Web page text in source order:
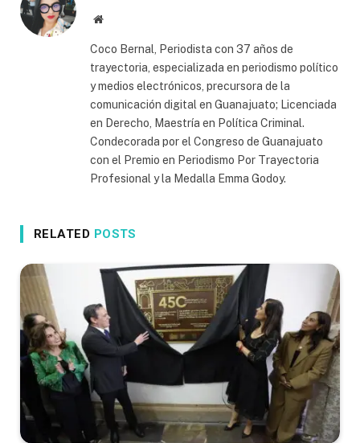
Website
Coco Bernal, Periodista con 37 años de
trayectoria, especializada en periodismo político
y medios electrónicos, precursora de la
comunicación digital en Guanajuato; Licenciada
en Derecho, Maestría en Política Criminal.
Condecorada por el Congreso de Guanajuato
con el Premio en Periodismo Por Trayectoria
Profesional y la Medalla Emma Godoy.
RELATED POSTS